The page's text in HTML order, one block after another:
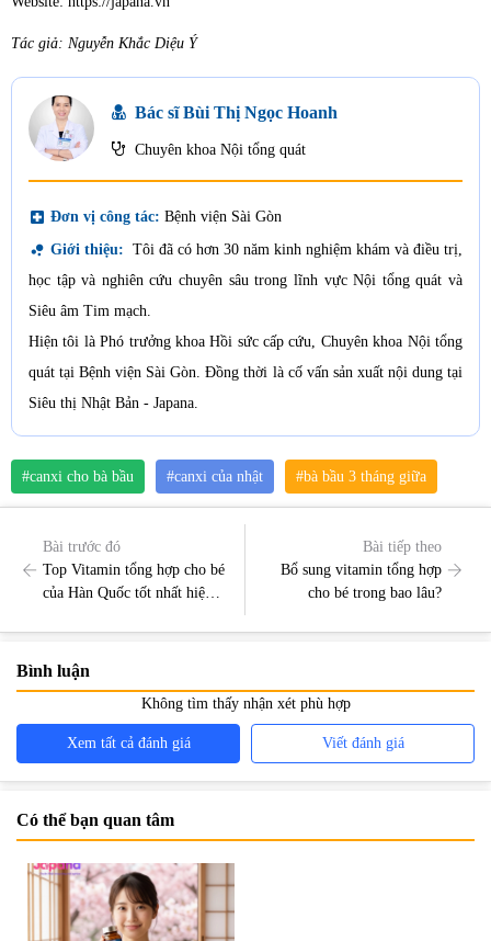
Tác giả: Nguyễn Khắc Diệu Ý
Bác sĩ Bùi Thị Ngọc Hoanh
Chuyên khoa Nội tổng quát
local_hospital Đơn vị công tác: Bệnh viện Sài Gòn
bubble_chart Giới thiệu: Tôi đã có hơn 30 năm kinh nghiệm khám và điều trị,
học tập và nghiên cứu chuyên sâu trong lĩnh vực Nội tổng quát và
Siêu âm Tim mạch.
Hiện tôi là Phó trưởng khoa Hồi sức cấp cứu, Chuyên khoa Nội tổng
quát tại Bệnh viện Sài Gòn. Đồng thời là cố vấn sản xuất nội dung tại
Siêu thị Nhật Bản - Japana.
#canxi cho bà bầu #canxi của nhật #bà bầu 3 tháng giữa
Bài trước đó
Top Vitamin tổng hợp cho bé
của Hàn Quốc tốt nhất hiện
Bài tiếp theo
Bổ sung vitamin tổng hợp
cho bé trong bao lâu?
Bình luận
Không tìm thấy nhận xét phù hợp
Xem tất cả đánh giá Viết đánh giá
Có thể bạn quan tâm